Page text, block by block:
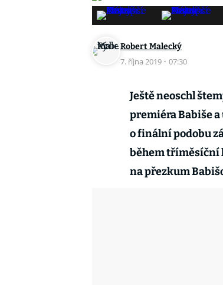
Robert Malecký
7. října 2019 · 07:30
Ještě neoschl
premiéra Babiše a
o finální podobu
během tříměsíční
na přezkum